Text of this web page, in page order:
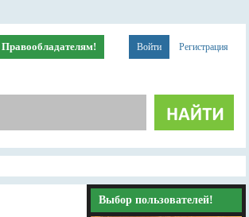
Войти Регистрация
Правообладателям!
Выбор пользователей!